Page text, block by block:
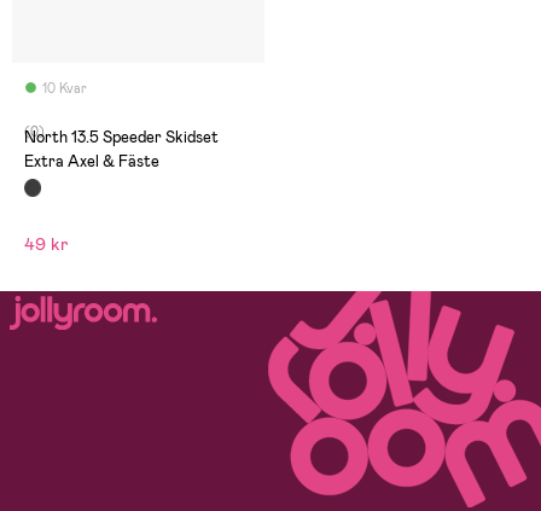
10 Kvar
(0)
North 13.5 Speeder Skidset
Extra Axel & Fäste
49 kr